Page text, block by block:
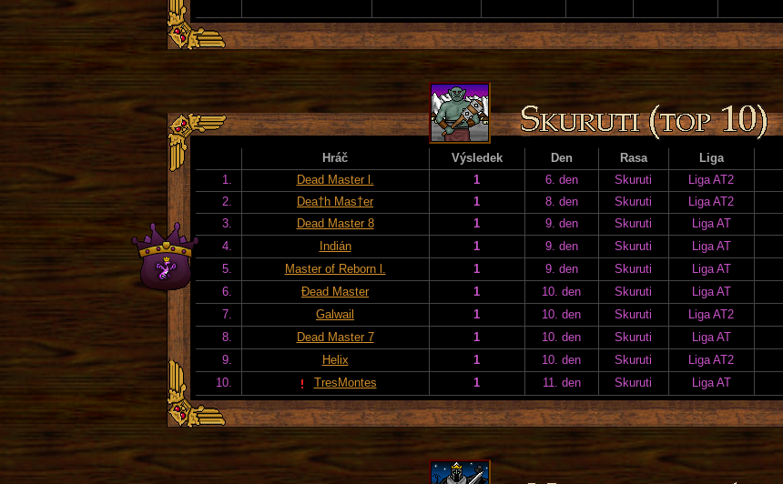
Hráč Výsledek Den Rasa Liga
1.
Dead Master l. 1 6. den Skuruti Liga AT2
2.
Dea†h Mas†er 1 8. den Skuruti Liga AT2
3.
Dead Master 8 1 9. den Skuruti Liga AT
4.
Indián 1 9. den Skuruti Liga AT
5.
Master of Reborn l. 1 9. den Skuruti Liga AT
6.
Đead Master 1 10. den Skuruti Liga AT
7.
Galwail 1 10. den Skuruti Liga AT2
8.
Dead Master 7 1 10. den Skuruti Liga AT
9.
Helix 1 10. den Skuruti Liga AT2
10.
TresMontes 1 11. den Skuruti Liga AT